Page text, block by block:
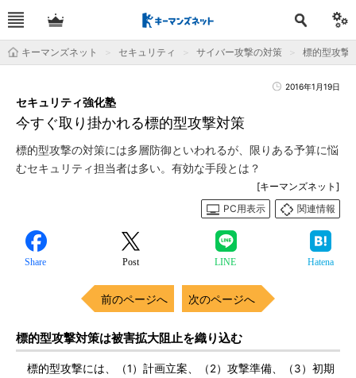
キーマンズネット セキュリティ サイバー攻撃の対策 標的型攻撃
2016年1月19日
今すぐ取り掛かれる標的型攻撃対策
セキュリティ強化塾
標的型攻撃の対策には多層防御といわれるが、限りある予算に悩
むセキュリティ担当者は多い。有効な手段とは？
[キーマンズネット]
PC用表示
関連情報
Share Post LINE Hatena
前のページへ 次のページへ
標的型攻撃対策は被害拡大阻止を織り込む
標的型攻撃には、（1）計画立案、（2）攻撃準備、（3）初期